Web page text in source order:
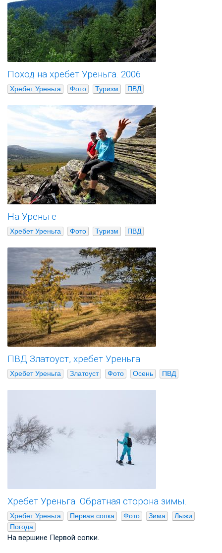
Поход на хребет Уреньга. 2006
Хребет Уреньга Фото Туризм ПВД
На Уреньге
Хребет Уреньга Фото Туризм ПВД
ПВД Златоуст, хребет Уреньга
Хребет Уреньга Златоуст Фото Осень ПВД
Хребет Уреньга. Обратная сторона зимы.
Хребет Уреньга Первая сопка Фото Зима
Лыжи
Погода
На вершине Первой сопки.